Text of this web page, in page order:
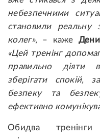
небезпечними
становили реальну
колег», – каже
«Цей тренінг
правильно діяти
зберігати спокій,
безпеку та
ефективно
Обидва